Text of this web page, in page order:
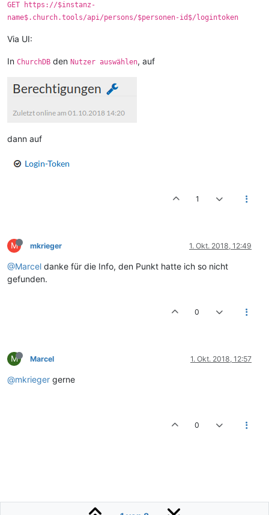
GET https://$instanz-
name$.church.tools/api/persons/$personen-id$/logintoken
Via UI:
In ChurchDB den Nutzer auswählen, auf
dann auf
1
M mkrieger 1. Okt. 2018, 12:49
@Marcel danke für die Info, den Punkt hatte ich so nicht
gefunden.
0
M Marcel 1. Okt. 2018, 12:57
@mkrieger gerne
0